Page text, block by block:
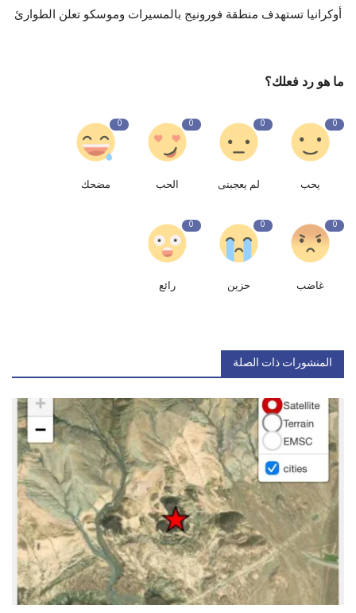
أوكرانيا تستهدف منطقة فورونيج بالمسيرات وموسكو تعلن الطوارئ
ما هو رد فعلك؟
0
يحب
0
لم يعجبنى
0
الحب
0
مضحك
0
غاضب
0
حزين
0
رائع
المنشورات ذات الصلة